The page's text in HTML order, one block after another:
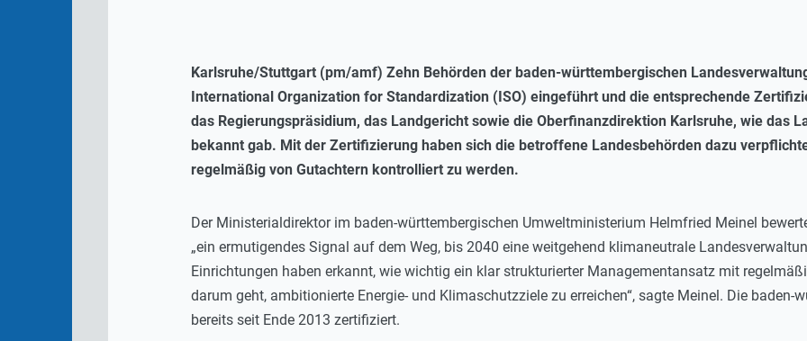
Karlsruhe/Stuttgart (pm/amf) Zehn Behörden der baden-württembergischen
International Organization for Standardization (ISO) eingeführt und die entsprechende
das Regierungspräsidium, das Landgericht sowie die Oberfinanzdirektion Karlsruhe, wie das
bekannt gab. Mit der Zertifizierung haben sich die betroffene Landesbehörden dazu
regelmäßig von Gutachtern kontrolliert zu werden.
Der Ministerialdirektor im baden-württembergischen Umweltministerium Helmfried Meinel
„ein ermutigendes Signal auf dem Weg, bis 2040 eine weitgehend klimaneutrale
Einrichtungen haben erkannt, wie wichtig ein klar strukturierter Managementansatz mit
darum geht, ambitionierte Energie- und Klimaschutzziele zu erreichen“, sagte Meinel. Die
bereits seit Ende 2013 zertifiziert.